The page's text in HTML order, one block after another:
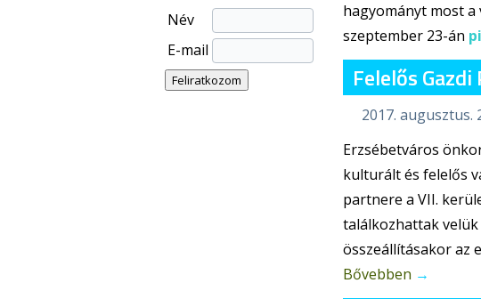
Név
E-mail
hagyományt most a
szeptember 23-án
Felelős
2017. augusztus.
Erzsébetváros
kulturált és felelős
partnere a VII.
találkozhattak
összeállításakor az
Bővebben →